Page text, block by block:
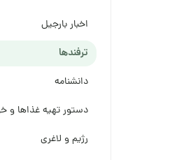
اخبار بارجیل
ترفندها
دانشنامه
دستور تهیه غذاها و
رژیم و لاغری